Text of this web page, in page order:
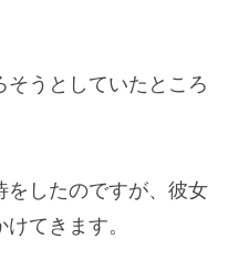
うとしていたところ
をしたのですが、彼女
てきます。